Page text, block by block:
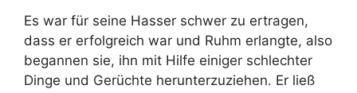
Es war für seine Hasser schwer zu ertragen,
dass er erfolgreich war und Ruhm erlangte, also
begannen sie, ihn mit Hilfe einiger schlechter
Dinge und Gerüchte herunterzuziehen. Er ließ